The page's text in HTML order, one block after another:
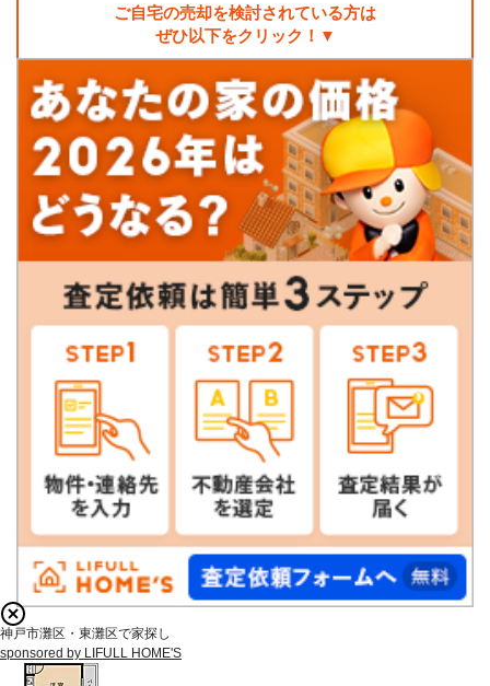
ご自宅の売却を検討されている方は
ぜひ以下をクリック！▼
神戸市灘区・東灘区で家探し
sponsored by LIFULL HOME'S